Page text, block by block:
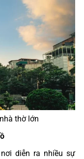
thờ lớn
diễn ra nhiều sự